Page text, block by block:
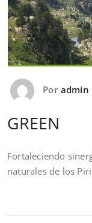
Por admin
GREEN
Fortaleciendo
naturales de los